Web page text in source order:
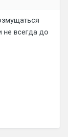
не всегда до